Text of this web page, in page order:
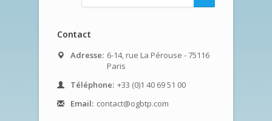
Contact
Adresse: 6-14, rue La Pérouse - 75116
Paris
Téléphone: +33 (0)1 40 69 51 00
Email: contact@ogbtp.com